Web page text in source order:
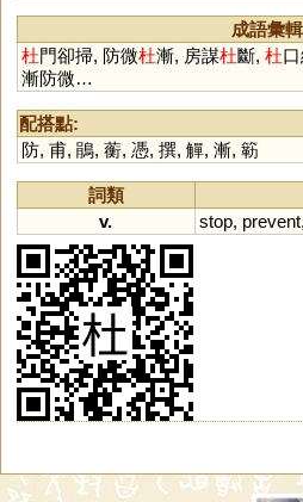
成語彙輯
杜門卻掃, 防微杜漸, 房謀杜斷, 杜
漸防微…
配搭點:
防, 甫, 鵑, 蘅, 憑, 撰, 觶, 漸, 簕
詞類
v.
stop, prevent,